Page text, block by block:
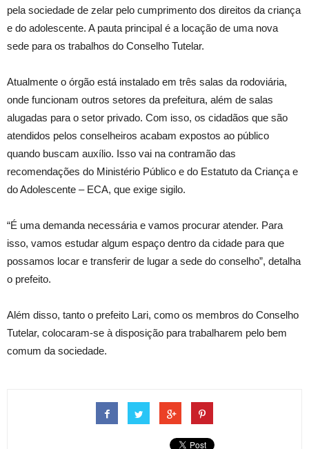
pela sociedade de zelar pelo cumprimento dos direitos da criança
e do adolescente. A pauta principal é a locação de uma nova
sede para os trabalhos do Conselho Tutelar.
Atualmente o órgão está instalado em três salas da rodoviária,
onde funcionam outros setores da prefeitura, além de salas
alugadas para o setor privado. Com isso, os cidadãos que são
atendidos pelos conselheiros acabam expostos ao público
quando buscam auxílio. Isso vai na contramão das
recomendações do Ministério Público e do Estatuto da Criança e
do Adolescente – ECA, que exige sigilo.
“É uma demanda necessária e vamos procurar atender. Para
isso, vamos estudar algum espaço dentro da cidade para que
possamos locar e transferir de lugar a sede do conselho”, detalha
o prefeito.
Além disso, tanto o prefeito Lari, como os membros do Conselho
Tutelar, colocaram-se à disposição para trabalharem pelo bem
comum da sociedade.